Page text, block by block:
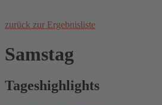
zurück zur Ergebnisliste
Samstag
Tageshighlights